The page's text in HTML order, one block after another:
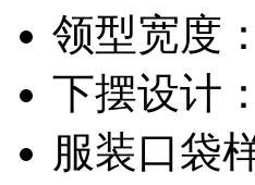
领型宽度
下摆设计
服装口袋